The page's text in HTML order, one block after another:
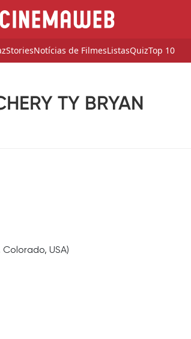
StoriesNotícias de FilmesListasQuizTop 10
TY BRYAN
Colorado, USA)